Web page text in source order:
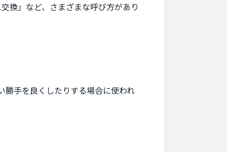
換」など、さまざまな呼び方があり
勝手を良くしたりする場合に使われ